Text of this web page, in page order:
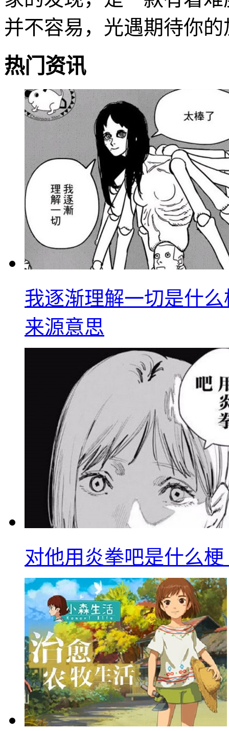
并不容易，光遇期待你
热门资讯
我逐渐理解一切是什
来源意思
对他用炎拳吧是什么